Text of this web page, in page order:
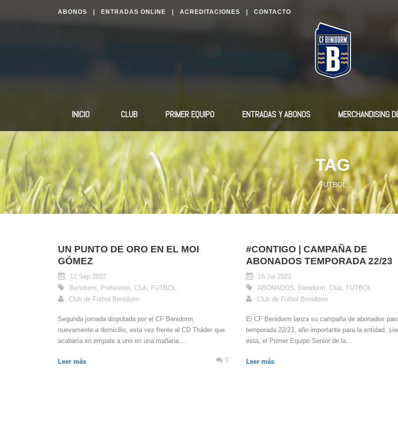
ABONOS ENTRADAS ONLINE ACREDITACIONES CONTACTO
INICIO CLUB PRIMER EQUIPO ENTRADAS Y ABONOS MERCHANDISING
TAG
FUTBOL
UN PUNTO DE ORO EN EL MOI
GÓMEZ
12 Sep 2022
Benidorm
Preferente Club
FUTBOL
Club de Fútbol Benidorm
Segunda jornada disputada por el CF Benidorm,
nuevamente a domicilio, esta vez frente al CD Tháder que
acabaría en empate a uno en una mañana...
Leer más 0
#CONTIGO | CAMPAÑA DE
ABONADOS TEMPORADA 22/23
15 Jul 2022
ABONADOS
Benidorm Club,
FUTBOL
Club de Fútbol Benidorm
El CF Benidorm lanza su campaña de abonados
temporada 22/23, año importante para la entidad,
esta, el Primer Equipo Senior de la...
Leer más